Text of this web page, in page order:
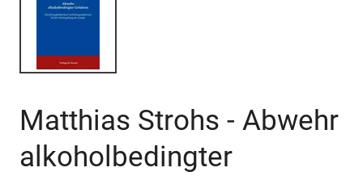
Matthias Strohs - Abwehr
alkoholbedingter